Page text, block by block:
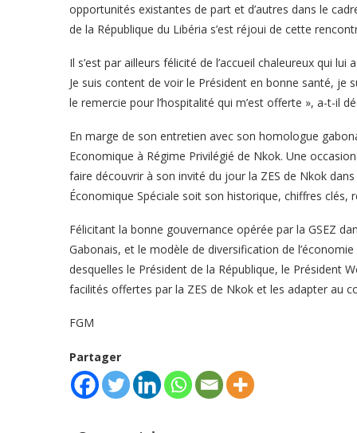
opportunités existantes de part et d’autres dans le
de la République du Libéria s’est réjoui de cette
Il s’est par ailleurs félicité de l’accueil chaleureux qui
Je suis content de voir le Président en bonne santé,
le remercie pour l’hospitalité qui m’est offerte », a-t-il
En marge de son entretien avec son homologue
Economique à Régime Privilégié de Nkok. Une
faire découvrir à son invité du jour la ZES de Nkok
Économique Spéciale soit son historique, chiffres clés,
Félicitant la bonne gouvernance opérée par la GSEZ
Gabonais, et le modèle de diversification de
desquelles le Président de la République, le Président
facilités offertes par la ZES de Nkok et les adapter au
FGM
Partager